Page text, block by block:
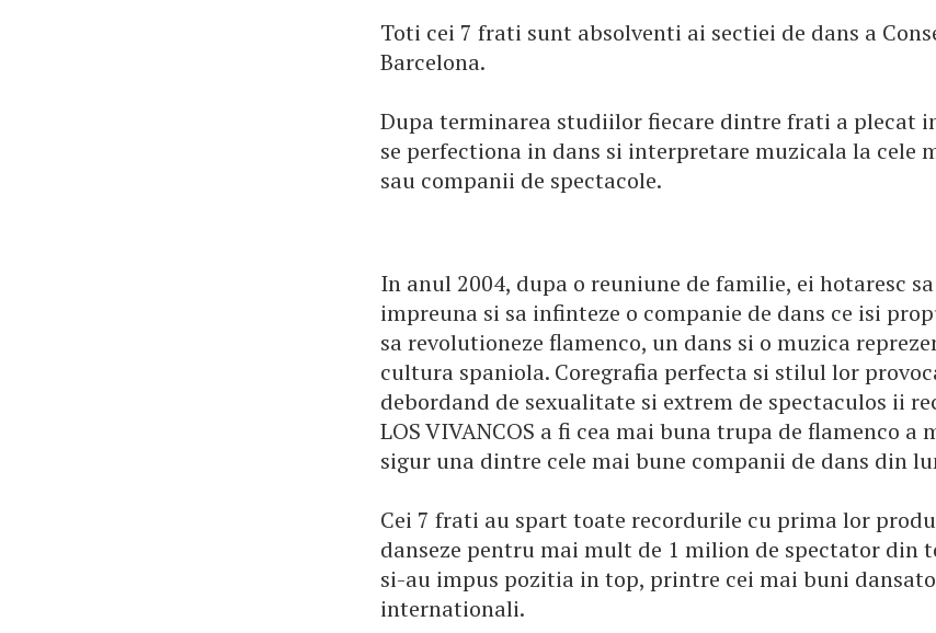
Toti cei 7 frati sunt absolventi ai sectiei de dans a
Barcelona.
Dupa terminarea studiilor fiecare dintre frati a plecat
se perfectiona in dans si interpretare muzicala la cele
sau companii de spectacole.
In anul 2004, dupa o reuniune de familie, ei hotaresc
impreuna si sa infinteze o companie de dans ce isi
sa revolutioneze flamenco, un dans si o muzica
cultura spaniola. Coregrafia perfecta si stilul lor
debordand de sexualitate si extrem de spectaculos ii
LOS VIVANCOS a fi cea mai buna trupa de flamenco a
sigur una dintre cele mai bune companii de dans din
Cei 7 frati au spart toate recordurile cu prima lor
danseze pentru mai mult de 1 milion de spectator din
si-au impus pozitia in top, printre cei mai buni
internationali.